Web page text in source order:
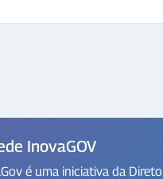
InovaGOV
é uma iniciativa da